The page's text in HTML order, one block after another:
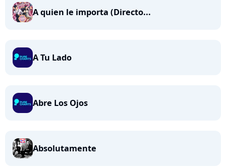
A quien le importa (Directo...
A Tu Lado
Abre Los Ojos
Absolutamente